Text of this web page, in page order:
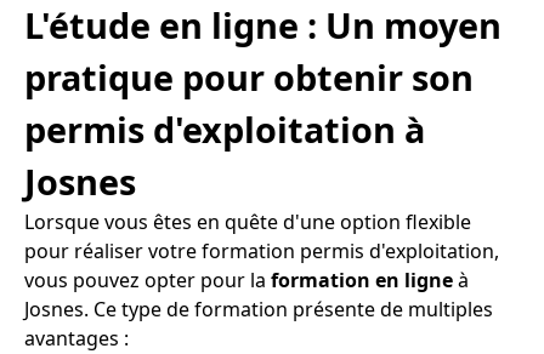
L'étude en ligne : Un moyen
pratique pour obtenir son
permis d'exploitation à
Josnes
Lorsque vous êtes en quête d'une option flexible
pour réaliser votre formation permis d'exploitation,
vous pouvez opter pour la formation en ligneà
Josnes. Ce type de formation présente de multiples
avantages :